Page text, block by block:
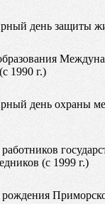
день защиты
1990 г.)
день охраны
(с 1999 г.)